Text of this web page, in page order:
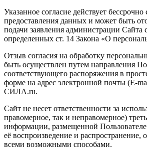
Указанное согласие действует бессрочно
предоставления данных и может быть
подачи заявления администрации Сайта
определенных ст. 14 Закона «О
Отзыв согласия на обработку
быть осуществлен путем направления
соответствующего распоряжения в
форме на адрес электронной почты (E-
СИЛА.ru.
Сайт не несет ответственности за
правомерное, так и неправомерное)
информации, размещенной
её воспроизведение и распространение,
всеми возможными способами.